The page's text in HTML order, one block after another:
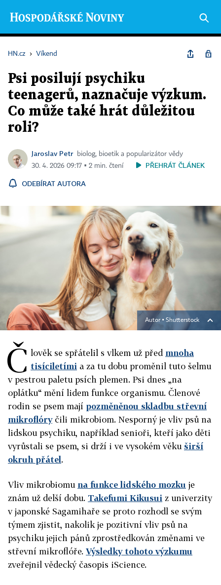
HN.cz › Víkend
Psi posilují psychiku
teenagerů, naznačuje výzkum.
Co může také hrát důležitou
roli?
Jaroslav Petr
biolog, bioetik a popularizátor vědy
30. 4. 2026 09:17 ▪ 2 min. čtení
PŘEHRÁT ČLÁNEK
ODEBÍRAT AUTORA
Autor ▪ Shutterstock
Č lověk se spřátelil s vlkem už před mnoha
tisíciletími a za tu dobu proměnil tuto šelmu
v pestrou paletu psích plemen. Psi dnes „na
oplátku“ mění lidem funkce organismu. Členové
rodin se psem mají pozměněnou skladbu střevní
mikroflóryčili mikrobiom. Nesporný je vliv psů na
lidskou psychiku, například senioři, kteří jako děti
vyrůstali se psem, si drží i ve vysokém věku širší
okruh přátel.
Vliv mikrobiomu na funkce lidského mozku je
znám už delší dobu. Takefumi Kikusui z univerzity
v japonské Sagamihaře se proto rozhodl se svým
týmem zjistit, nakolik je pozitivní vliv psů na
psychiku jejich pánů zprostředkován změnami ve
střevní mikroflóře. Výsledky tohoto výzkumu
zveřejnil vědecký časopis iScience.